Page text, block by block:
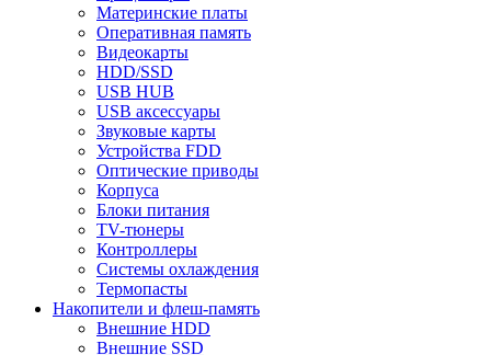
Материнские платы
Оперативная память
Видеокарты
HDD/SSD
USB HUB
USB аксессуары
Звуковые карты
Устройства FDD
Оптические приводы
Корпуса
Блоки питания
TV-тюнеры
Контроллеры
Системы охлаждения
Термопасты
Накопители и флеш-память
Внешние HDD
Внешние SSD